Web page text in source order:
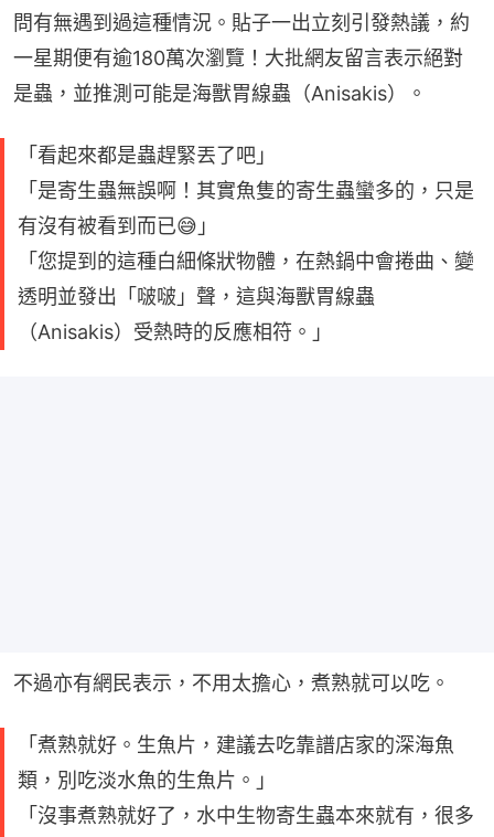
問有無遇到過這種情況。貼子一出立刻引發熱議，約
一星期便有逾180萬次瀏覽！大批網友留言表示絕對
是蟲，並推測可能是海獸胃線蟲（Anisakis）。
「看起來都是蟲趕緊丟了吧」
「是寄生蟲無誤啊！其實魚隻的寄生蟲蠻多的，只是
有沒有被看到而已😅」
「您提到的這種白細條狀物體，在熱鍋中會捲曲、變
透明並發出「啵啵」聲，這與海獸胃線蟲
（Anisakis）受熱時的反應相符。」
不過亦有網民表示，不用太擔心，煮熟就可以吃。
「煮熟就好。生魚片，建議去吃靠譜店家的深海魚
類，別吃淡水魚的生魚片。」
「沒事煮熟就好了，水中生物寄生蟲本來就有，很多